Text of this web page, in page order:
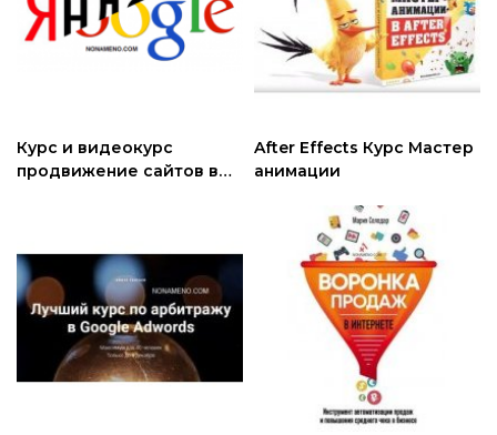
Курс и видеокурс
продвижение сайтов в
After Effects Курс Мастер
анимации